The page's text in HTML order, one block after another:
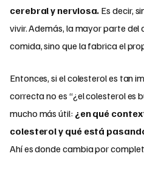
cerebral y nerviosa. Es decir,
vivir. Además, la mayor parte del
comida, sino que la fabrica el
Entonces, si el colesterol es tan
correcta no es “¿el colesterol es
mucho más útil: ¿en qué
colesterol y qué está
Ahí es donde cambia por